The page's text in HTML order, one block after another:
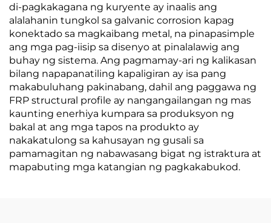
di-pagkakagana ng kuryente ay inaalis ang
alalahanin tungkol sa galvanic corrosion kapag
konektado sa magkaibang metal, na pinapasimple
ang mga pag-iisip sa disenyo at pinalalawig ang
buhay ng sistema. Ang pagmamay-ari ng kalikasan
bilang napapanatiling kapaligiran ay isa pang
makabuluhang pakinabang, dahil ang paggawa ng
FRP structural profile ay nangangailangan ng mas
kaunting enerhiya kumpara sa produksyon ng
bakal at ang mga tapos na produkto ay
nakakatulong sa kahusayan ng gusali sa
pamamagitan ng nabawasang bigat ng istraktura at
mapabuting mga katangian ng pagkakabukod.